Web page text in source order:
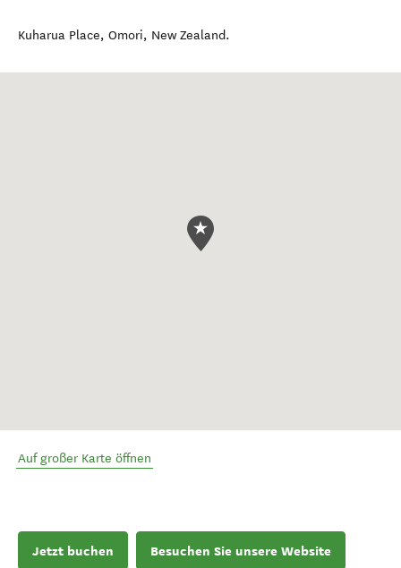
Kuharua Place, Omori, New Zealand.
Auf großer Karte öffnen
Jetzt buchen Besuchen Sie unsere Website